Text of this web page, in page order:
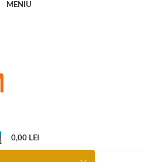
MENIU
0,00 LEI